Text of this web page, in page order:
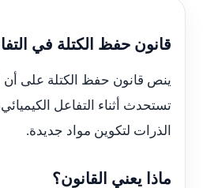
قانون حفظ الكتلة في
ينص قانون حفظ الكتلة على أن
تستحدث أثناء التفاعل
الذرات لتكوين مواد جديدة.
ماذا يعني القانون؟